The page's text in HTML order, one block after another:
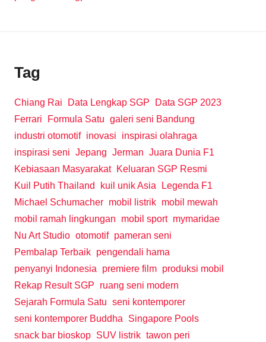
Tag
Chiang Rai Data Lengkap SGP
Data SGP 2023
Ferrari
Formula Satu galeri seni Bandung
industri otomotif inovasi
inspirasi olahraga
inspirasi seni Jepang Jerman Juara Dunia F1
Kebiasaan Masyarakat
Keluaran SGP Resmi
Kuil Putih Thailand
kuil unik Asia
Legenda F1
Michael Schumacher mobil listrik mobil mewah
mobil ramah lingkungan
mobil sport mymaridae
Nu Art Studio otomotif pameran seni
Pembalap Terbaik pengendali hama
penyanyi Indonesia
premiere film produksi mobil
Rekap Result SGP
ruang seni modern
Sejarah Formula Satu seni kontemporer
seni kontemporer Buddha
Singapore Pools
snack bar bioskop SUV listrik tawon peri